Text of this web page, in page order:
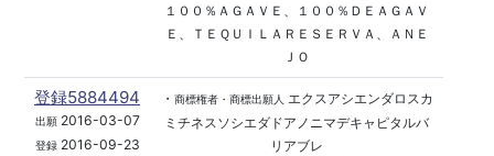
１００％ＡＧＡＶＥ、１００％ＤＥＡＧＡＶ
Ｅ、ＴＥＱＵＩＬＡＲＥＳＥＲＶＡ、ＡＮＥ
ＪＯ
登録5884494
出願2016-03-07
登録2016-09-23
・ 商標権者・商標出願人
エクスアシエンダロスカ
ミチネスソシエダドアノニマデキャピタルバ
リアブレ